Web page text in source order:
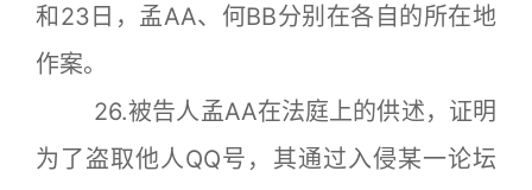
和23日，孟AA、何BB分别在各自的所在地
作案。
26.被告人孟AA在法庭上的供述，证明
为了盗取他人QQ号，其通过入侵某一论坛